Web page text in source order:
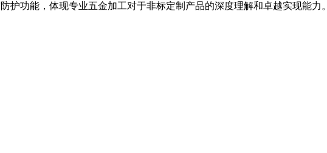
功能，体现专业五金加工对于非标定制产品的深度理解和卓越实现能力。